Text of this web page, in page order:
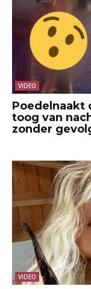
VIDEO
Poedelnaakt
toog van
zonder
VIDEO